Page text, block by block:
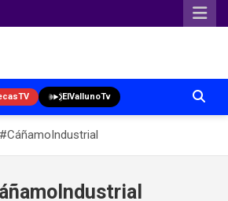
ElVallunoTv
#CáñamoIndustrial